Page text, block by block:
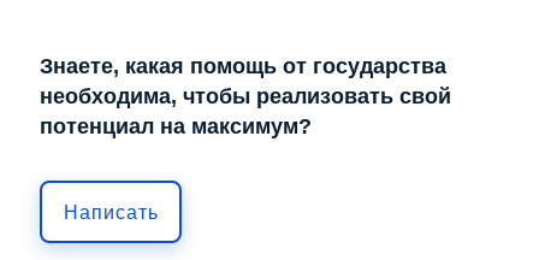
Знаете, какая помощь от государства
необходима, чтобы реализовать свой
потенциал на максимум?
Написать